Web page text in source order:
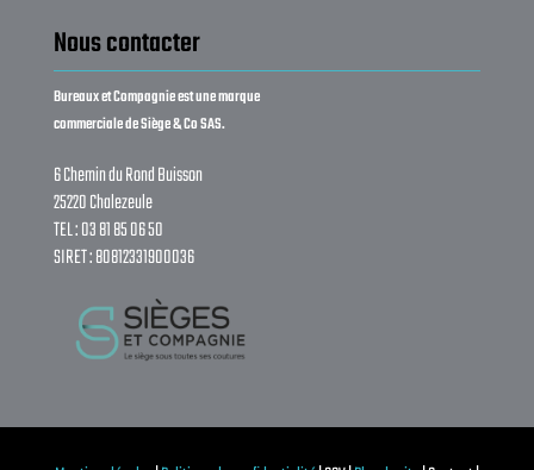
Nous contacter
Bureaux et Compagnie est une marque
commerciale de Siège & Co SAS.
6 Chemin du Rond Buisson
25220 Chalezeule
TEL : 03 81 85 06 50
SIRET : 80812331900036